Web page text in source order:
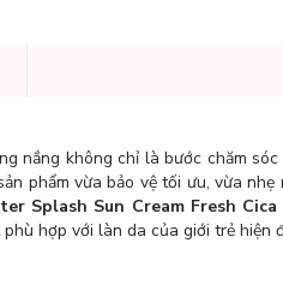
nắng không chỉ là bước chăm
phẩm vừa bảo vệ tối ưu, vừa
Splash Sun Cream Fresh Cica
hợp với làn da của giới trẻ hiện